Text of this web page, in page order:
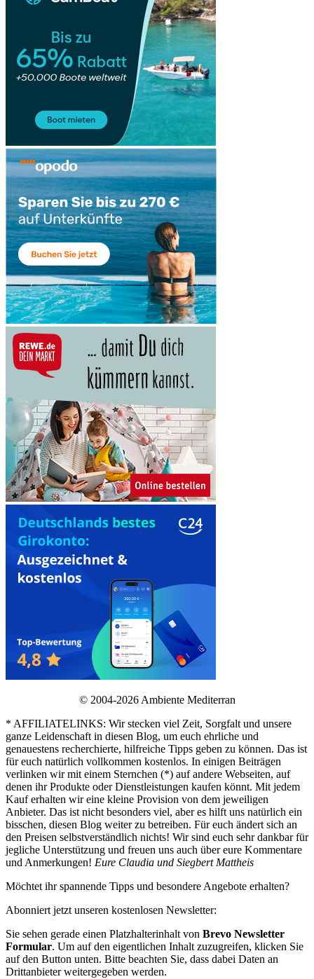
© 2004-2026 Ambiente Mediterran
* AFFILIATELINKS: Wir stecken viel Zeit, Sorgfalt und unsere
ganze Leidenschaft in diesen Blog, um euch ehrliche und
genauestens recherchierte, hilfreiche Tipps geben zu können. Das ist
für euch natürlich vollkommen kostenlos. In einigen Beiträgen
verlinken wir mit einem Sternchen (*) auf andere Webseiten, auf
denen ihr Produkte oder Dienstleistungen kaufen könnt. Mit jedem
Kauf erhalten wir eine kleine Provision von dem jeweiligen
Anbieter. Das ist nicht besonders viel, aber es hilft uns natürlich ein
bisschen, diesen Blog weiter zu betreiben. Für euch ändert sich an
den Preisen selbstverständlich nichts! Wir sind euch sehr dankbar für
jegliche Unterstützung und freuen uns auch über eure Kommentare
und Anmerkungen! Eure Claudia und Siegbert Mattheis
Möchtet ihr spannende Tipps und besondere Angebote erhalten?
Abonniert jetzt unseren kostenlosen Newsletter:
Sie sehen gerade einen Platzhalterinhalt von Brevo Newsletter
Formular. Um auf den eigentlichen Inhalt zuzugreifen, klicken Sie
auf den Button unten. Bitte beachten Sie, dass dabei Daten an
Drittanbieter weitergegeben werden.